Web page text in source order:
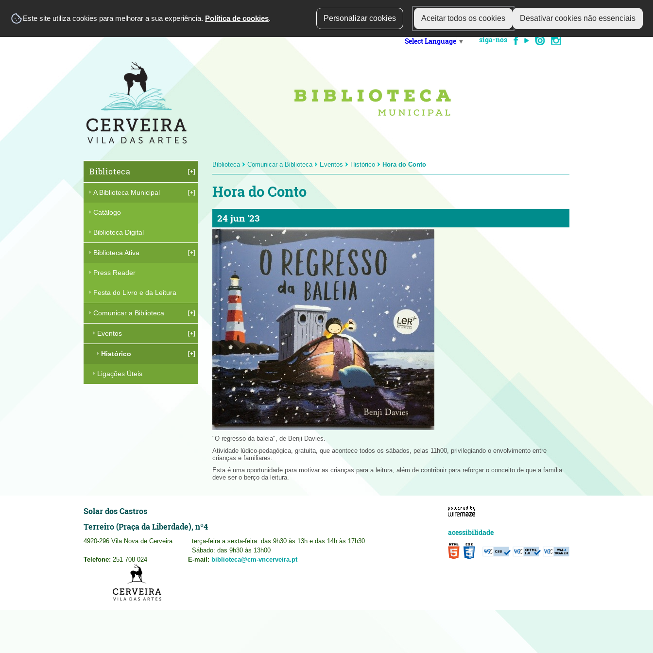
Este site utiliza cookies para melhorar a sua experiência. Política de cookies. Personalizar cookies Aceitar todos os cookies Desativar cookies não essenciais
Select Language ▼ siga-nos
Biblioteca
A Biblioteca Municipal
Catálogo
Biblioteca Digital
Biblioteca Ativa
Press Reader
Festa do Livro e da Leitura
Comunicar a Biblioteca
Eventos
Histórico
Ligações Úteis
Biblioteca Comunicar a Biblioteca Eventos Histórico Hora do Conto
Hora do Conto
24 jun '23
"O regresso da baleia", de Benji Davies.
Atividade lúdico-pedagógica, gratuita, que acontece todos os sábados, pelas 11h00, privilegiando o envolvimento entre
crianças e familiares.
Esta é uma oportunidade para motivar as crianças para a leitura, além de contribuir para reforçar o conceito de que a família
deve ser o berço da leitura.
Solar dos Castros
Terreiro (Praça da Liberdade), nº4
4920-296 Vila Nova de Cerveira
terça-feira a sexta-feira: das 9h30 às 13h e das 14h às 17h30
Sábado: das 9h30 às 13h00
Telefone: 251 708 024 E-mail: biblioteca@cm-vncerveira.pt
acessibilidade